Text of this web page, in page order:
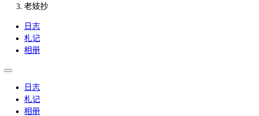
老妓抄
日志
札记
相册
日志
札记
相册